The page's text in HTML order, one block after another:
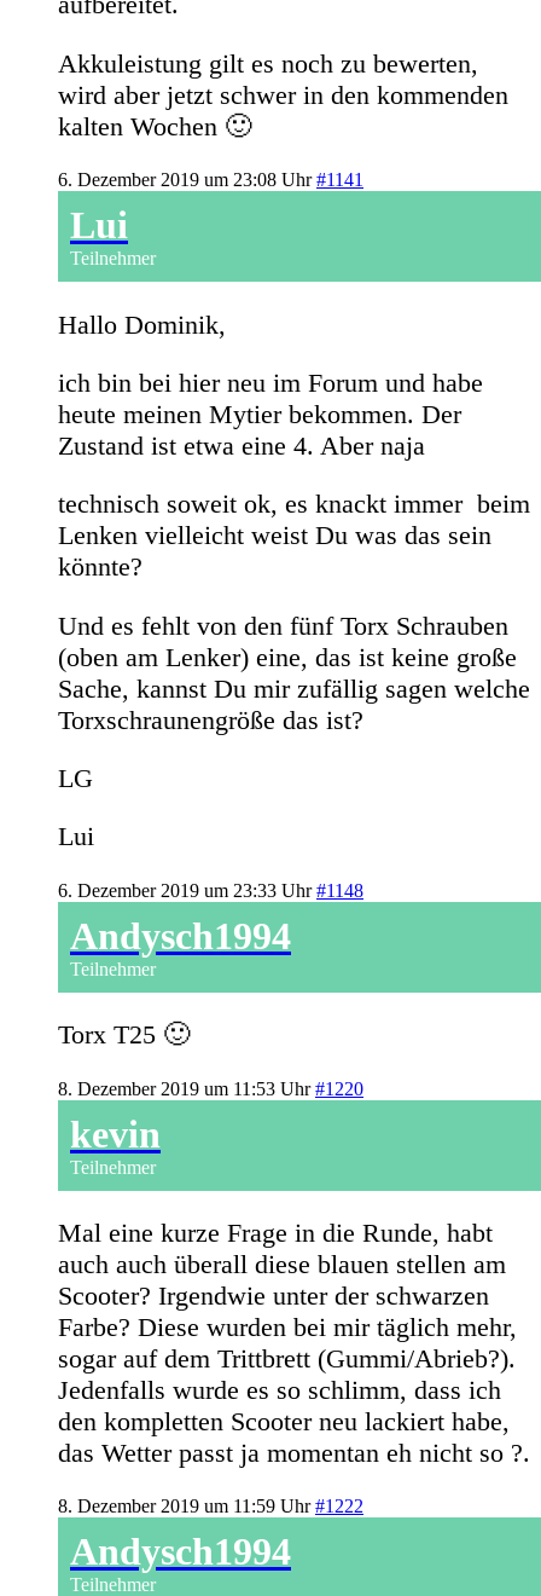
Akkuleistung gilt es noch zu bewerten,
wird aber jetzt schwer in den kommenden
kalten Wochen 🙂
6. Dezember 2019 um 23:08 Uhr #1141
Lui
Teilnehmer
Hallo Dominik,
ich bin bei hier neu im Forum und habe
heute meinen Mytier bekommen. Der
Zustand ist etwa eine 4. Aber naja
technisch soweit ok, es knackt immer beim
Lenken vielleicht weist Du was das sein
könnte?
Und es fehlt von den fünf Torx Schrauben
(oben am Lenker) eine, das ist keine große
Sache, kannst Du mir zufällig sagen welche
Torxschraunengröße das ist?
LG
Lui
6. Dezember 2019 um 23:33 Uhr #1148
Andysch1994
Teilnehmer
Torx T25 🙂
8. Dezember 2019 um 11:53 Uhr #1220
kevin
Teilnehmer
Mal eine kurze Frage in die Runde, habt
auch auch überall diese blauen stellen am
Scooter? Irgendwie unter der schwarzen
Farbe? Diese wurden bei mir täglich mehr,
sogar auf dem Trittbrett (Gummi/Abrieb?).
Jedenfalls wurde es so schlimm, dass ich
den kompletten Scooter neu lackiert habe,
das Wetter passt ja momentan eh nicht so ?.
8. Dezember 2019 um 11:59 Uhr #1222
Andysch1994
Teilnehmer